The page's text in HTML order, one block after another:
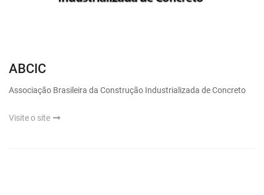
ABCIC
Associação Brasileira da Construção Industrializada de Concreto
Visite o site